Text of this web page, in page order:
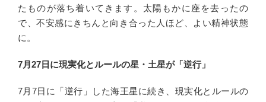
たものが落ち着いてきます。太陽もかに座を去ったの
で、不安感にきちんと向き合った人ほど、よい精神状態
に。
7月27日に現実化とルールの星・土星が「逆行」
7月7日に「逆行」した海王星に続き、現実化とルールの